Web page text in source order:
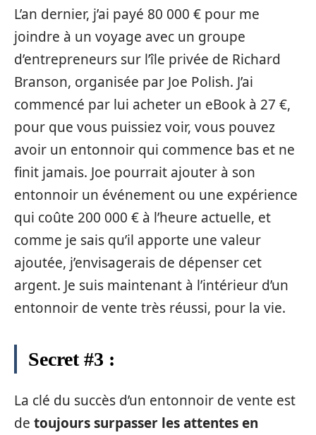
L’an dernier, j’ai payé 80 000 € pour me
joindre à un voyage avec un groupe
d’entrepreneurs sur l’île privée de Richard
Branson, organisée par Joe Polish. J’ai
commencé par lui acheter un eBook à 27 €,
pour que vous puissiez voir, vous pouvez
avoir un entonnoir qui commence bas et ne
finit jamais. Joe pourrait ajouter à son
entonnoir un événement ou une expérience
qui coûte 200 000 € à l’heure actuelle, et
comme je sais qu’il apporte une valeur
ajoutée, j’envisagerais de dépenser cet
argent. Je suis maintenant à l’intérieur d’un
entonnoir de vente très réussi, pour la vie.
Secret #3 :
La clé du succès d’un entonnoir de vente est
de toujours surpasser les attentes en